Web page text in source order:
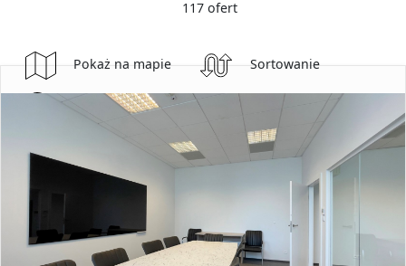
Cena od
PLN
Liczba pokoi od
117 ofert
Pokaż na mapie Sortowanie
Wyszukaj